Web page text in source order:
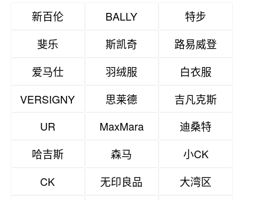
新百伦 BALLY
特步
斐乐
斯凯奇
路易威登
爱马仕
羽绒服
白衣服
VERSIGNY
思莱德
吉凡克斯
UR
MaxMara
迪桑特
哈吉斯
森马
小CK
CK
无印良品
大湾区